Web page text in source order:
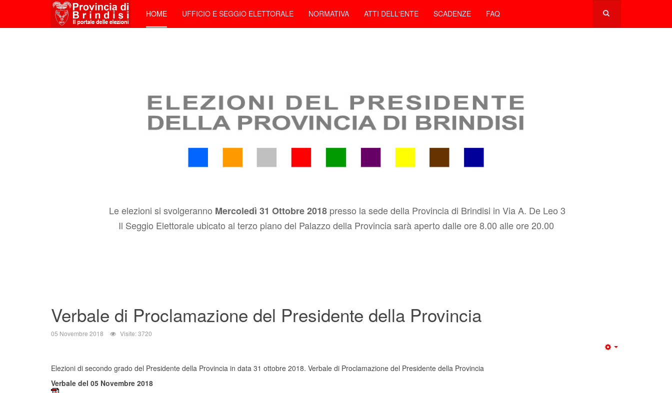
HOME UFFICIO E SEGGIO ELETTORALE NORMATIVA ATTI DELL'ENTE SCADENZE FAQ
Le elezioni si svolgeranno Mercoledì 31 Ottobre 2018 presso la sede della Provincia di Brindisi in Via A. De Leo 3
Il Seggio Elettorale ubicato al terzo piano del Palazzo della Provincia sarà aperto dalle ore 8.00 alle ore 20.00
Verbale di Proclamazione del Presidente della Provincia
05 Novembre 2018 Visite: 3720
Elezioni di secondo grado del Presidente della Provincia in data 31 ottobre 2018. Verbale di Proclamazione del Presidente della Provincia
Verbale del 05 Novembre 2018